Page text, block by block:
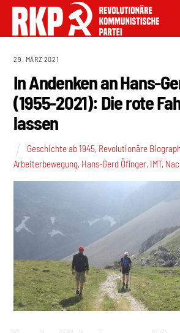
29. MÄRZ 2021
In Andenken an Hans-
(1955-2021): Die rote
lassen
Geschichte ab 1945, Revolutionäre
Arbeiterbewegung, Hans-Gerd Öfinger, IMT,